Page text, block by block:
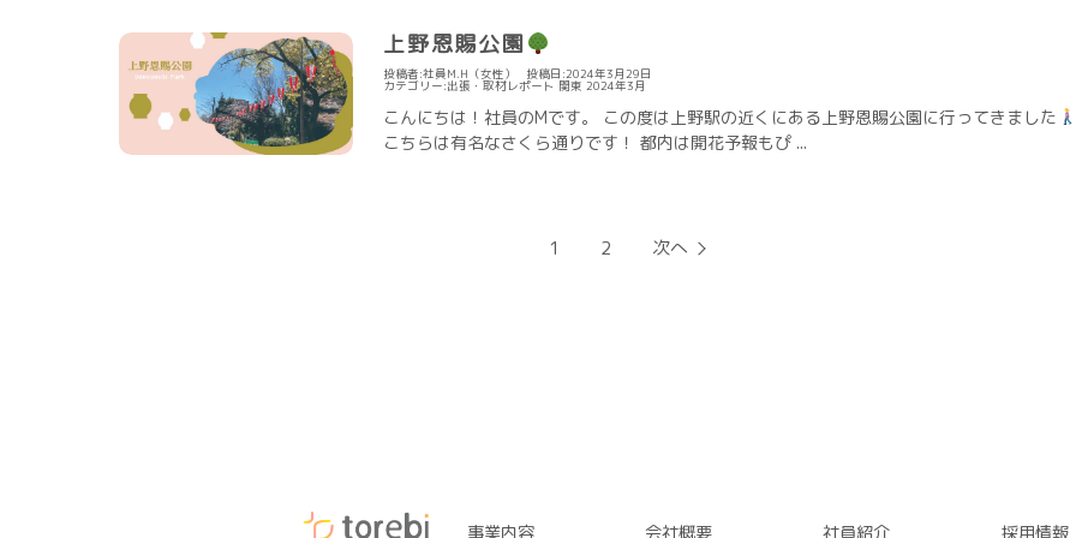
上野恩賜公園
投稿者:社員M.H（女性） 投稿日:2024年3月29日
カテゴリー:出張・取材レポート 関東 2024年3月
こんにちは！社員のMです。 この度は上野駅の近くにある上野恩賜公園に行ってきました
こちらは有名なさくら通りです！ 都内は開花予報もぴ ...
1 2 次へ
事業内容 会社概要 社員紹介 採用情報